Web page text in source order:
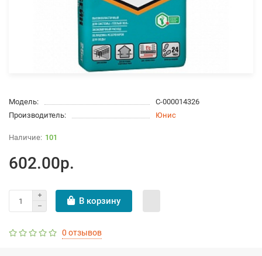
Модель:
С-000014326
Производитель:
Юнис
101
602.00р.
В корзину
0 отзывов